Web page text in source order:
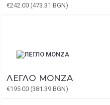
€242.00 (473.31 BGN)
ЛЕГЛО MONZA
€195.00 (381.39 BGN)